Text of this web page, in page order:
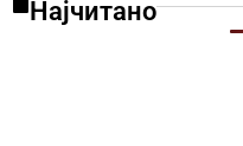
Најчитано